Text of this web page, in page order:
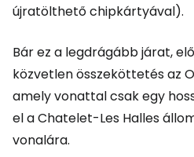
újratölthető chipkártyával).
Bár ez a legdrágább járat,
közvetlen összeköttetés az
amely vonattal csak egy
el a Chatelet-Les Halles
vonalára.